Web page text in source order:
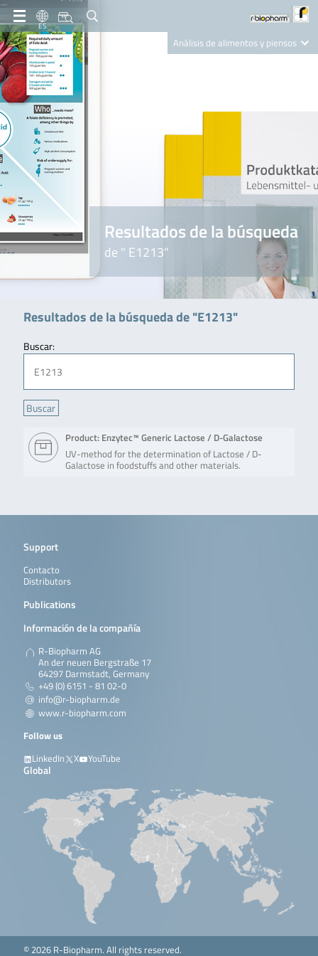
ES
Análisis de alimentos y piensos
Nutrition Care
Resultados de la búsqueda
de " E1213"
Resultados de la búsqueda de "E1213"
Buscar:
Product: Enzytec™ Generic Lactose / D-Galactose
UV-method for the determination of Lactose / D-
Galactose in foodstuffs and other materials.
Support
Contacto
Distributors
Publications
Información de la compañía
R-Biopharm AG
An der neuen Bergstraße 17
64297 Darmstadt, Germany
+49 (0) 6151 - 81 02-0
info@r-biopharm.de
www.r-biopharm.com
Follow us
LinkedIn
X YouTube
Global
© 2026 R-Biopharm. All rights reserved.